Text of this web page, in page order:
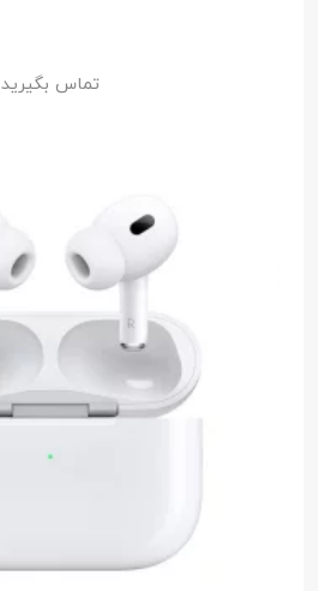
تماس بگیرید